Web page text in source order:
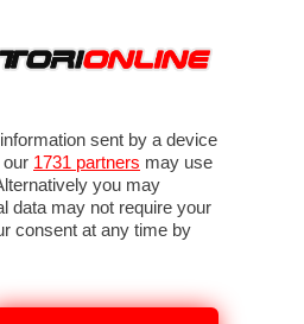
TRAFFICO sent by a device
1731 partners may use
you may
data may not require your
consent at any time by